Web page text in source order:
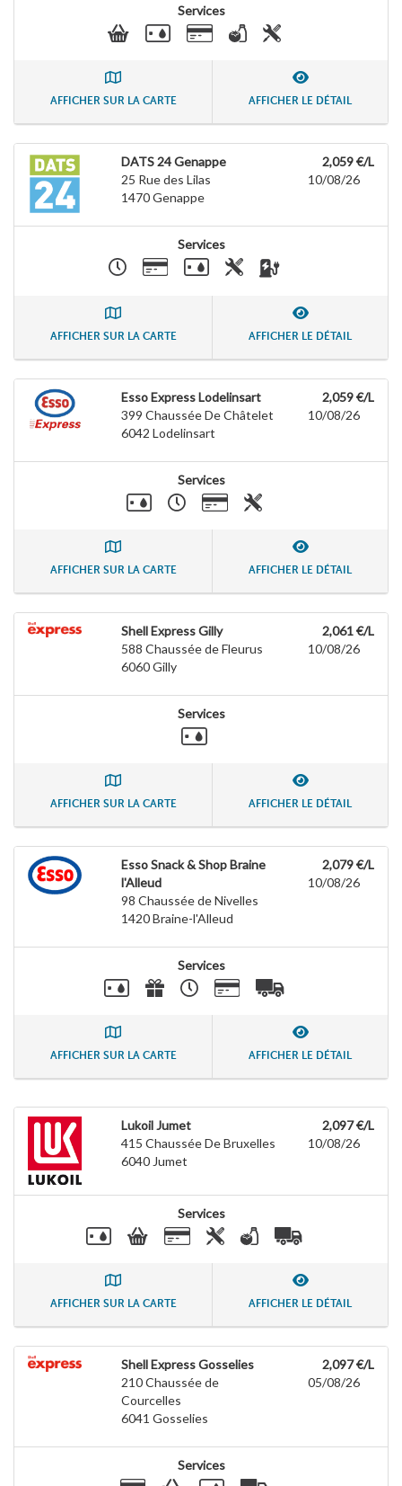
Services
AFFICHER SUR LA CARTE AFFICHER LE DÉTAIL
DATS 24 Genappe
25 Rue des Lilas
1470Genappe
2,059 €/L
10/08/26
Services
AFFICHER SUR LA CARTE AFFICHER LE DÉTAIL
Esso Express Lodelinsart
399 Chaussée De Châtelet
6042 Lodelinsart
2,059 €/L
10/08/26
Services
AFFICHER SUR LA CARTE AFFICHER LE DÉTAIL
Shell Express Gilly
588 Chaussée de Fleurus
6060Gilly
2,061 €/L
10/08/26
Services
AFFICHER SUR LA CARTE AFFICHER LE DÉTAIL
Esso Snack & Shop Braine
l'Alleud
98 Chaussée de Nivelles
1420Braine-l'Alleud
2,079 €/L
10/08/26
Services
AFFICHER SUR LA CARTE AFFICHER LE DÉTAIL
Lukoil Jumet
415 Chaussée De Bruxelles
6040 Jumet
2,097 €/L
10/08/26
Services
AFFICHER SUR LA CARTE AFFICHER LE DÉTAIL
Shell Express Gosselies
210 Chaussée de
Courcelles
6041 Gosselies
2,097 €/L
05/08/26
Services